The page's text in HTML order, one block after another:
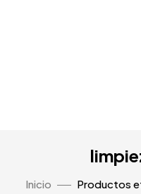
Inicio Productos